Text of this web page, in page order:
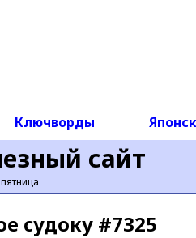
сайт
Ключворды
cудоку #7325